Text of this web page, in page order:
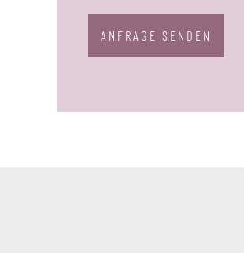
ANFRAGE SENDEN